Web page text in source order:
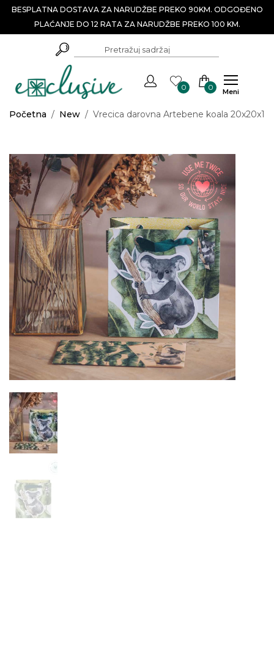
BESPLATNA DOSTAVA ZA NARUDŽBE PREKO 90KM. ODGOĐENO
PLAĆANJE DO 12 RATA ZA NARUDŽBE PREKO 100 KM.
0 0 Meni
Početna / New / Vrecica darovna Artebene koala